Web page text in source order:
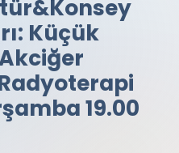
Küçük
19.00